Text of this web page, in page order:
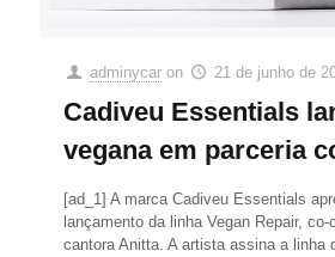
adminycar on 21 de junho de
Cadiveu Essentials
vegana em parceria
[ad_1] A marca Cadiveu Essentials
lançamento da linha Vegan Repair,
cantora Anitta. A artista assina a linha